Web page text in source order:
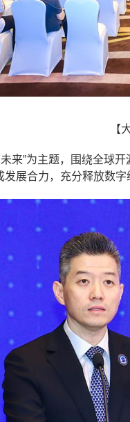
【
来”为主题，围绕全球
展合力，充分释放数